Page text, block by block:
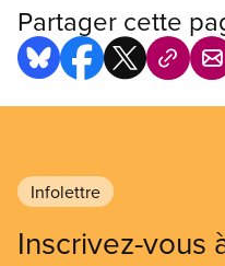
Partager cette
Infolettre
Inscrivez-vous